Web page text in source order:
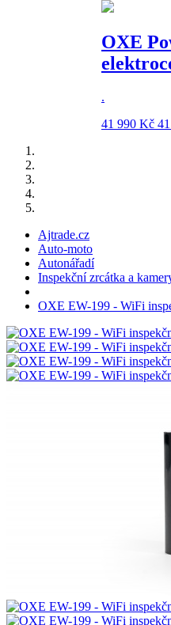
OXE
.
41 990 Kč
Ajtrade.cz
Auto-moto
Autonářadí
Inspekční zrcátka a
OXE EW-199 - WiFi